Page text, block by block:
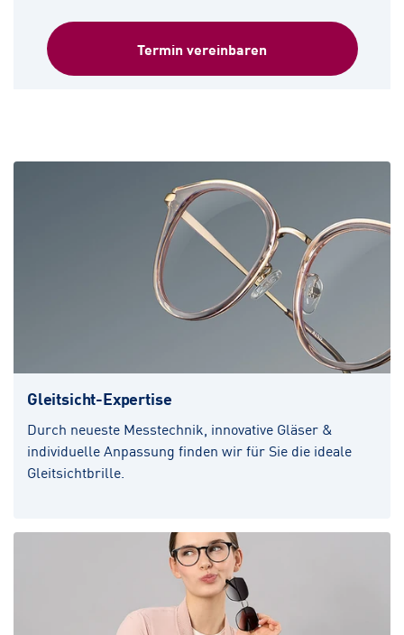
Termin vereinbaren
Gleitsicht-Expertise
Durch neueste Messtechnik, innovative Gläser &
individuelle Anpassung finden wir für Sie die ideale
Gleitsichtbrille.